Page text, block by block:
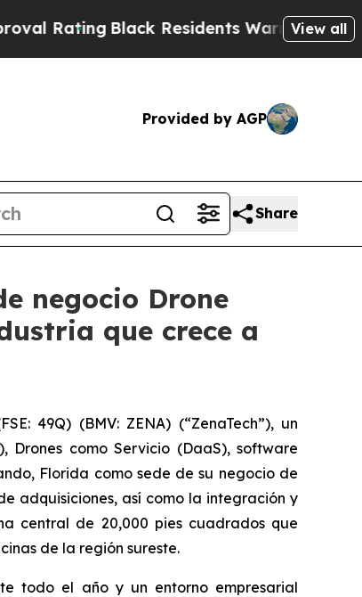
Black Residents Warned of AbusiveView all
Provided by AGP
Share
negocio Drone
que crece a
49Q) (BMV: ZENA) (“ZenaTech”), un
Drones como Servicio (DaaS), software
Florida como sede de su negocio de
adquisiciones, así como la integración y
central de 20,000 pies cuadrados que
de la región sureste.
todo el año y un entorno empresarial